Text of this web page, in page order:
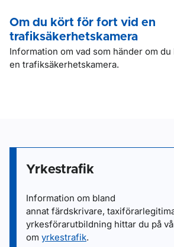
Om du kört för fort vid en
trafiksäkerhetskamera
Information om vad som händer om
en trafiksäkerhetskamera.
Yrkestrafik
Information om bland
annat färdskrivare,
yrkesförarutbildning hittar du på
om yrkestrafik.